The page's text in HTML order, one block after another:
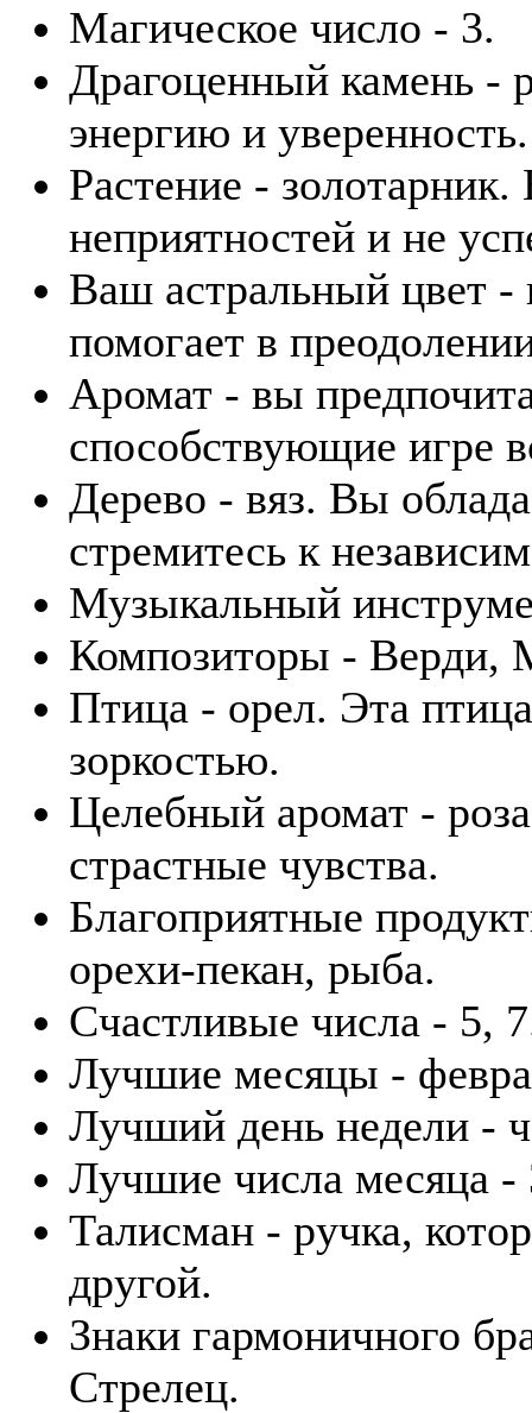
Магическое число - 3.
Драгоценный камень -
энергию и уверенность.
Растение -
неприятностей и не
Ваш астральный цвет
помогает в
Аромат - вы
способствующие игре
Дерево - вяз. Вы
стремитесь к
Музыкальный
Композиторы - Верди,
Птица - орел. Эта
зоркостью.
Целебный аромат -
страстные чувства.
Благоприятные
орехи-пекан, рыба.
Счастливые числа - 5,
Лучшие месяцы -
Лучший день недели -
Лучшие числа месяца -
Талисман - ручка,
другой.
Знаки гармоничного
Стрелец.